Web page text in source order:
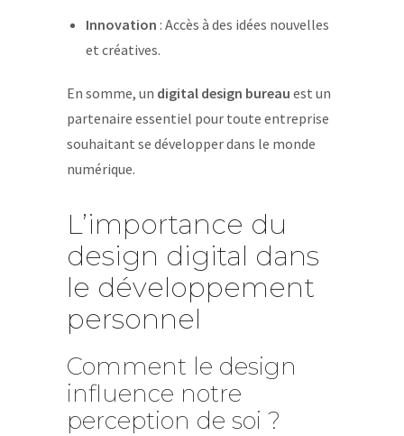
Innovation : Accès à des idées nouvelles
et créatives.
En somme, un digital design bureau est un
partenaire essentiel pour toute entreprise
souhaitant se développer dans le monde
numérique.
L’importance du
design digital dans
le développement
personnel
Comment le design
influence notre
perception de soi ?